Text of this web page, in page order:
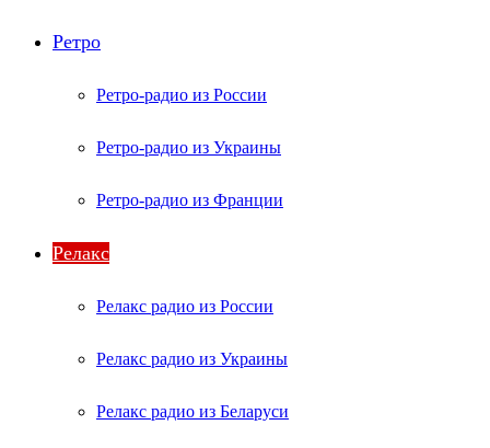
Ретро
Ретро-радио из России
Ретро-радио из Украины
Ретро-радио из Франции
Релакс
Релакс радио из России
Релакс радио из Украины
Релакс радио из Беларуси